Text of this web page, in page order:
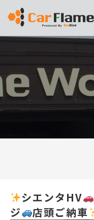
シエンタHV
ジ
店頭ご納車